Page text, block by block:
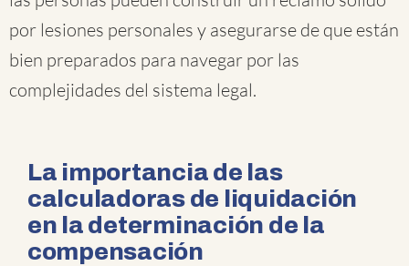
por lesiones personales y asegurarse de que están
bien preparados para navegar por las
complejidades del sistema legal.
La importancia de las
calculadoras de liquidación
en la determinación de la
compensación